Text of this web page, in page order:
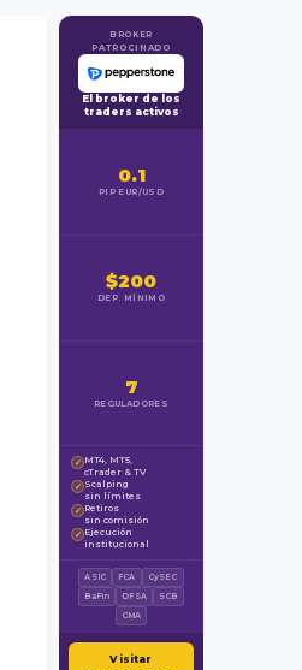
BROKER
PATROCINADO
El broker de los
traders activos
0.1
PIP EUR/USD
$200
DEP. MÍNIMO
7
REGULADORES
✓ MT4, MT5,
cTrader & TV
✓ Scalping
sin límites
✓ Retiros
sin comisión
✓ Ejecución
institucional
ASIC FCA
CySEC
BaFin
DFSA
SCB
CMA
Visitar